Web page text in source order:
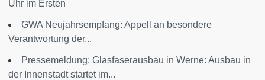
Uhr im Ersten
GWA Neujahrsempfang: Appell an besondere
Verantwortung der...
Pressemeldung: Glasfaserausbau in Werne: Ausbau in
der Innenstadt startet im...